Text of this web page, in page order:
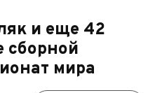
и еще 42
сборной
мира